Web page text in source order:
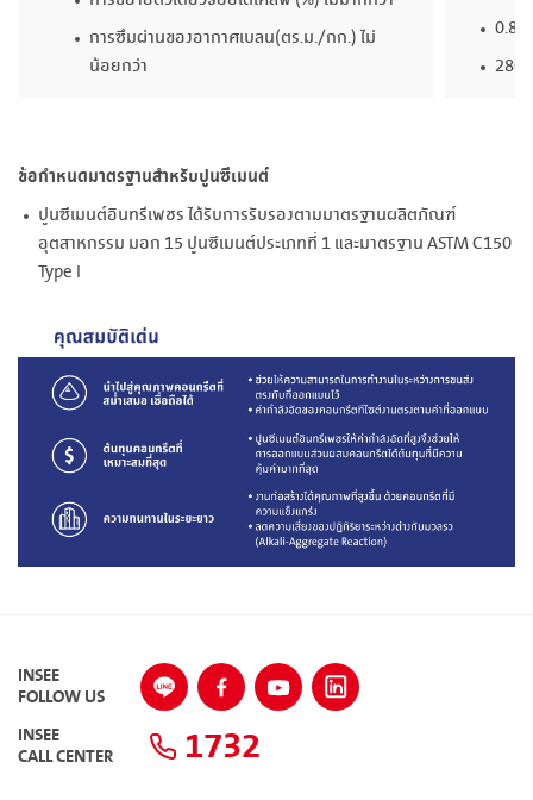
การซึมผ่านของอากาศเบลน(ตร.ม./กก.) ไม่
น้อยกว่า
0.80
280
ข้อกำหนดมาตรฐานสำหรับปูนซีเมนต์
ปูนซีเมนต์อินทรีเพชร ได้รับการรับรองตามมาตรฐานผลิตภัณฑ์
อุตสาหกรรม มอก 15 ปูนซีเมนต์ประเภทที่ 1 และมาตรฐาน ASTM C150
Type I
INSEE
FOLLOW US
INSEE
CALL CENTER 1732